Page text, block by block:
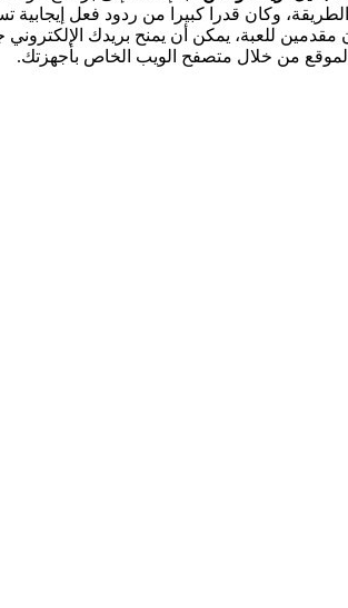
وكان قدرا كبيرا من ردود فعل
للعبة، يمكن أن يمنح بريدك الإلكتروني
من خلال متصفح الويب الخاص بأجهزتك.